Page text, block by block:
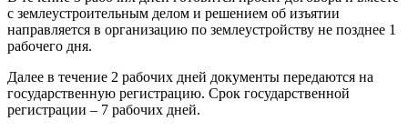
с землеустроительным делом и решением об изъятии
направляется в организацию по землеустройству не позднее 1
рабочего дня.
Далее в течение 2 рабочих дней документы передаются на
государственную регистрацию. Срок государственной
регистрации – 7 рабочих дней.